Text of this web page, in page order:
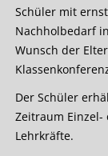
Schüler mit
Nachholbedarf
Wunsch der
Der Schüler
Zeitraum
Lehrkräfte.